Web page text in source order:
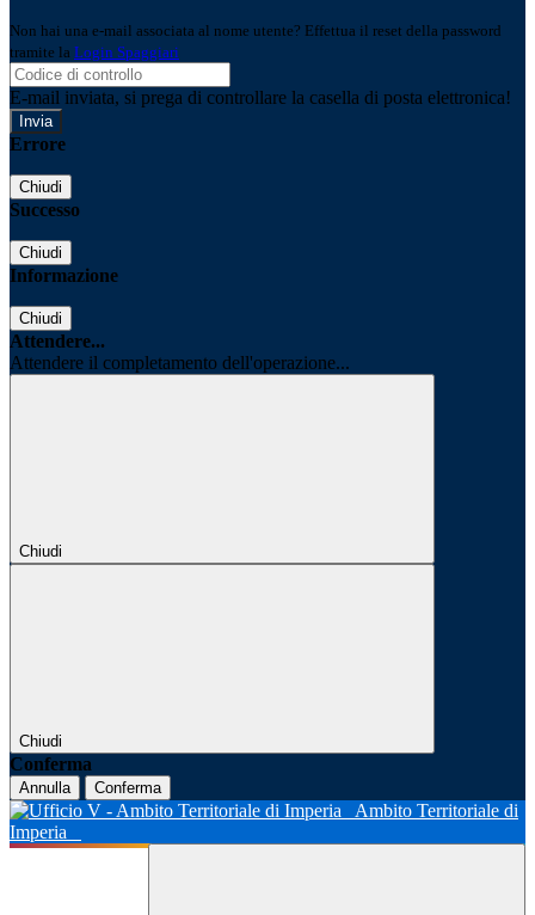
Non hai una e-mail associata al nome utente? Effettua il reset della password
tramite la Login Spaggiari
E-mail inviata, si prega di controllare la casella di posta elettronica!
Errore
Chiudi
Successo
Chiudi
Informazione
Chiudi
Attendere...
Attendere il completamento dell'operazione...
Chiudi
Chiudi
Conferma
Annulla Conferma
Ambito Territoriale di
Imperia